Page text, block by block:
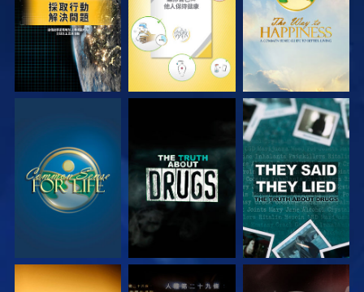
觀看 觀看 觀看